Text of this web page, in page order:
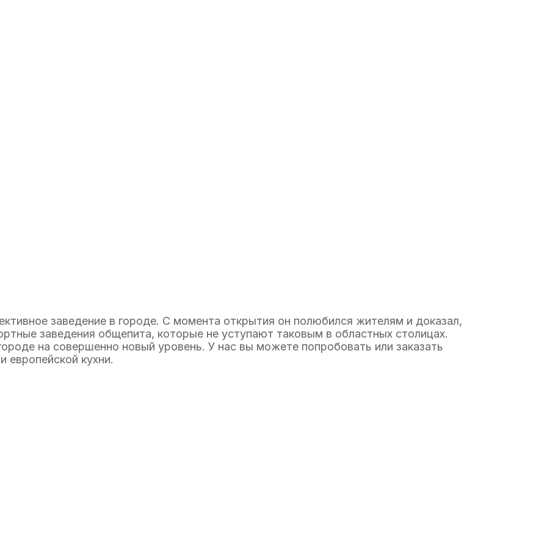
заведение в городе. С момента открытия он полюбился жителям и доказал,
заведения общепита, которые не уступают таковым в областных столицах.
на совершенно новый уровень. У нас вы можете попробовать или заказать
европейской кухни.